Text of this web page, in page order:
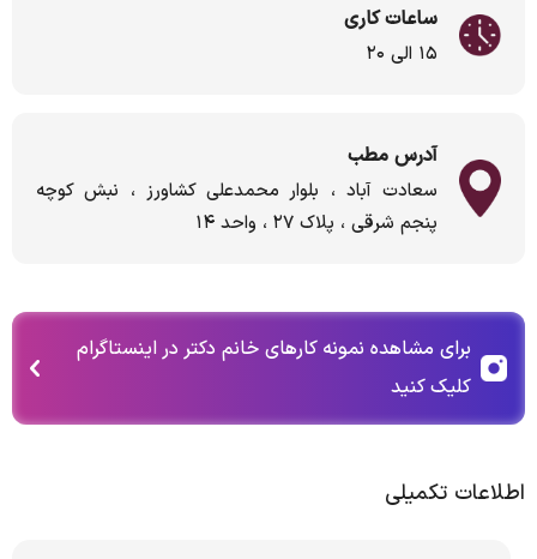
ساعات کاری
۱۵ الی ۲۰
آدرس مطب
سعادت آباد ، بلوار محمدعلی کشاورز ، نبش کوچه
پنجم شرقی ، پلاک ۲۷ ، واحد ۱۴
برای مشاهده نمونه کارهای خانم دکتر در اینستاگرام
کلیک کنید
اطلاعات تکمیلی